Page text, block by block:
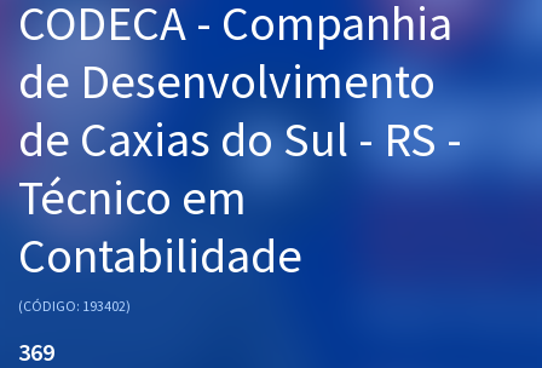
Pós
Graduação
OAB
Mentorias
Questões grátis
Conteúdo gratuito
Blog
CODECA - Companhia
de Desenvolvimento
de Caxias do Sul - RS -
Técnico em
Contabilidade
(CÓDIGO: 193402)
369